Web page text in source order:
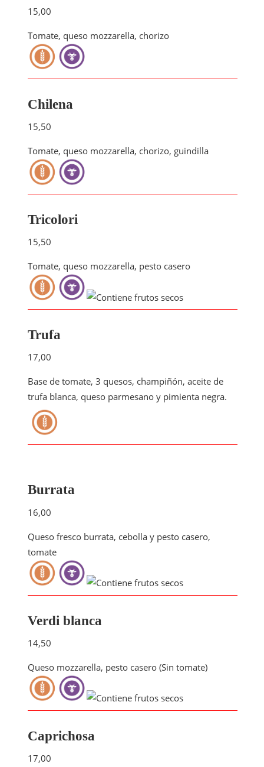
15,00
Tomate, queso mozzarella, chorizo
Chilena
15,50
Tomate, queso mozzarella, chorizo, guindilla
Tricolori
15,50
Tomate, queso mozzarella, pesto casero
Trufa
17,00
Base de tomate, 3 quesos, champiñón, aceite de
trufa blanca, queso parmesano y pimienta negra.
Burrata
16,00
Queso fresco burrata, cebolla y pesto casero,
tomate
Verdi blanca
14,50
Queso mozzarella, pesto casero (Sin tomate)
Caprichosa
17,00